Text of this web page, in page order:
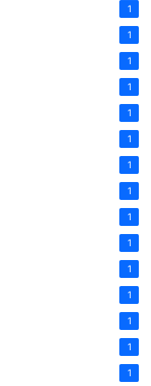
1
1
1
1
1
1
1
1
1
1
1
1
1
1
1